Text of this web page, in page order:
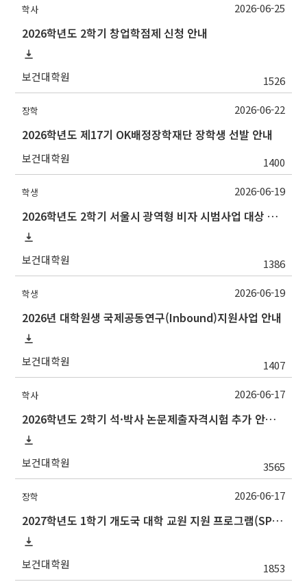
학사
2026학년도 2학기 창업학점제 신청 안내
보건대학원 1526
2026-06-25
장학
2026학년도 제17기 OK배정장학재단 장학생 선발 안내
보건대학원 1400
2026-06-22
학생
2026학년도 2학기 서울시 광역형 비자 시범사업 대상 추천 안내
보건대학원 1386
2026-06-19
학생
2026년 대학원생 국제공동연구(Inbound)지원사업 안내
보건대학원 1407
2026-06-19
학사
2026학년도 2학기 석·박사 논문제출자격시험 추가 안내(석사 시험장소 변경 등)
보건대학원 3565
2026-06-17
장학
2027학년도 1학기 개도국 대학 교원 지원 프로그램(SPF)장학생 선발 안내
보건대학원 1853
2026-06-17